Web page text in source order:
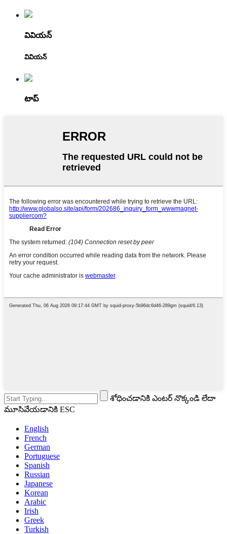
వివియన్
వివియన్
టాప్
శోధించడానికి ఎంటర్ నొక్కండి లేదా
మూసివేయడానికి ESC
English
French
German
Portuguese
Spanish
Russian
Japanese
Korean
Arabic
Irish
Greek
Turkish